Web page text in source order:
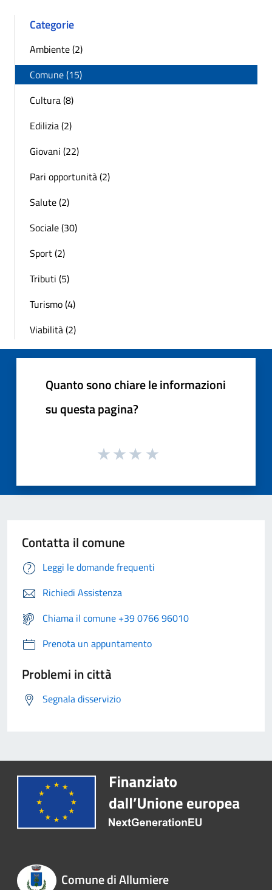
Categorie
Ambiente (2)
Comune (15)
Cultura (8)
Edilizia (2)
Giovani (22)
Pari opportunità (2)
Salute (2)
Sociale (30)
Sport (2)
Tributi (5)
Turismo (4)
Viabilità (2)
Quanto sono chiare le informazioni
su questa pagina?
Contatta il comune
Leggi le domande frequenti
Richiedi Assistenza
Chiama il comune +39 0766 96010
Prenota un appuntamento
Problemi in città
Segnala disservizio
Comune di Allumiere